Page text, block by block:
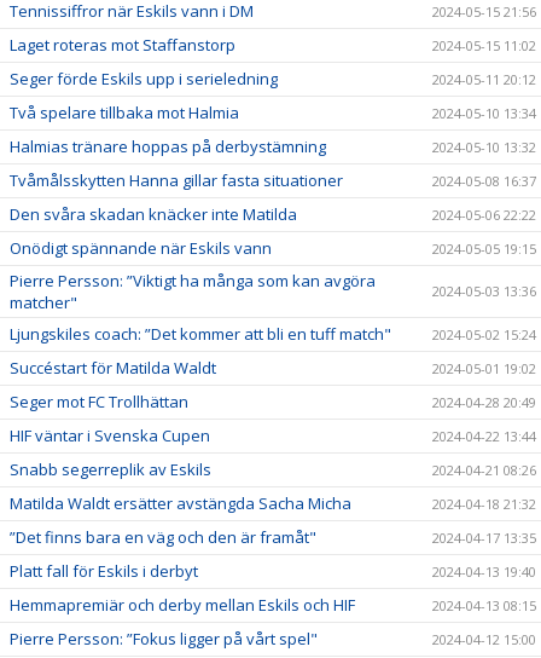
Tennissiffror när Eskils vann i DM 2024-05-15 21:56
Laget roteras mot Staffanstorp 2024-05-15 11:02
Seger förde Eskils upp i serieledning 2024-05-11 20:12
Två spelare tillbaka mot Halmia 2024-05-10 13:34
Halmias tränare hoppas på derbystämning 2024-05-10 13:32
Tvåmålsskytten Hanna gillar fasta situationer 2024-05-08 16:37
Den svåra skadan knäcker inte Matilda 2024-05-06 22:22
Onödigt spännande när Eskils vann 2024-05-05 19:15
Pierre Persson: ”Viktigt ha många som kan avgöra
matcher"
2024-05-03 13:36
Ljungskiles coach: ”Det kommer att bli en tuff match" 2024-05-02 15:24
Succéstart för Matilda Waldt 2024-05-01 19:02
Seger mot FC Trollhättan 2024-04-28 20:49
HIF väntar i Svenska Cupen 2024-04-22 13:44
Snabb segerreplik av Eskils 2024-04-21 08:26
Matilda Waldt ersätter avstängda Sacha Micha 2024-04-18 21:32
”Det finns bara en väg och den är framåt" 2024-04-17 13:35
Platt fall för Eskils i derbyt 2024-04-13 19:40
Hemmapremiär och derby mellan Eskils och HIF 2024-04-13 08:15
Pierre Persson: ”Fokus ligger på vårt spel" 2024-04-12 15:00